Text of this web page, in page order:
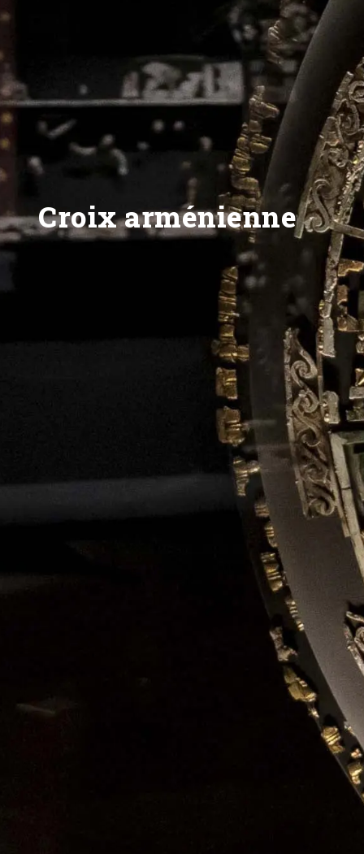
Croix arménienne